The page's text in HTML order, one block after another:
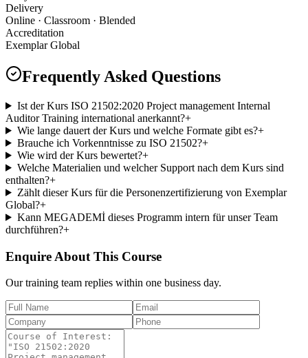
Delivery
Online · Classroom · Blended
Accreditation
Exemplar Global
Frequently Asked Questions
Ist der Kurs ISO 21502:2020 Project management Internal
Auditor Training international anerkannt?+
Wie lange dauert der Kurs und welche Formate gibt es?+
Brauche ich Vorkenntnisse zu ISO 21502?+
Wie wird der Kurs bewertet?+
Welche Materialien und welcher Support nach dem Kurs sind
enthalten?+
Zählt dieser Kurs für die Personenzertifizierung von Exemplar
Global?+
Kann MEGADEMİ dieses Programm intern für unser Team
durchführen?+
Enquire About This Course
Our training team replies within one business day.